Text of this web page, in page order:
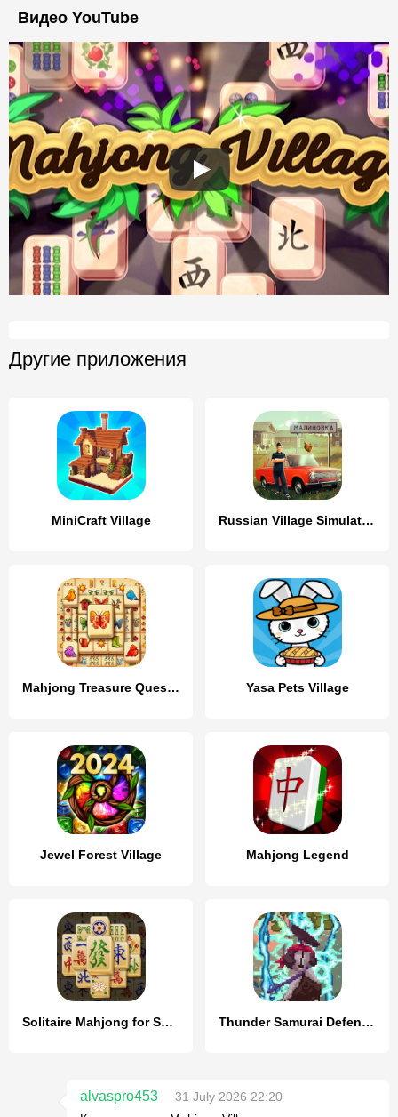
Видео YouTube
Другие приложения
MiniCraft Village Russian Village Simulator 3D
Mahjong Treasure Quest: Tile! Yasa Pets Village
Jewel Forest Village Mahjong Legend
Solitaire Mahjong for Seniors Thunder Samurai Defend Village
alvaspro453
31 July 2026 22:20